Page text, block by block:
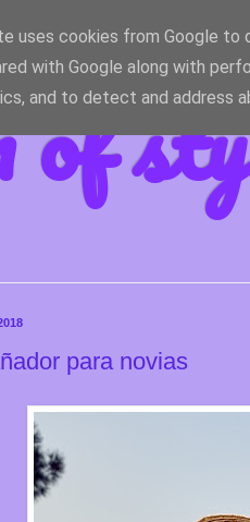
of
para novias
uses cookies from Google to
with Google along with
and to detect and address